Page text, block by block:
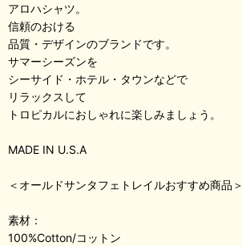
アロハシャツ。
信頼のおける
品質・デザインのブランドです。
サマーシーズンを
シーサイド・ホテル・タウンなどで
リラックスして
トロピカルにおしゃれに楽しみましょう。
MADE IN U.S.A
＜オールドサンタフェトレイルおすすめ商品＞
素材：
100%Cotton/コットン